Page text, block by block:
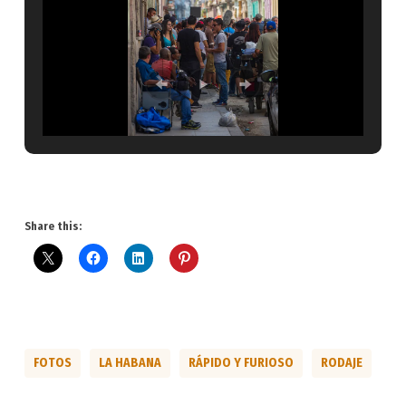
Share this:
FOTOS LA HABANA RÁPIDO Y FURIOSO RODAJE